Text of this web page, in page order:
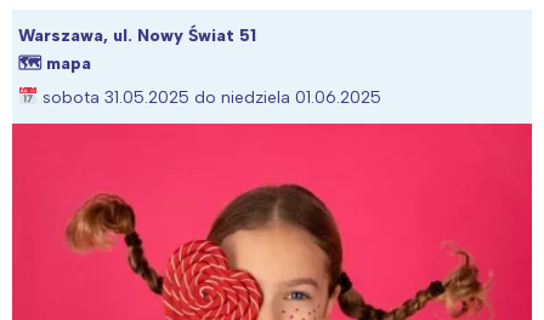
Warszawa, ul. Nowy Świat 51
🗺 mapa
sobota 31.05.2025 do niedziela 01.06.2025